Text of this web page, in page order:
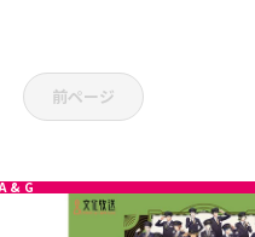
前ページ